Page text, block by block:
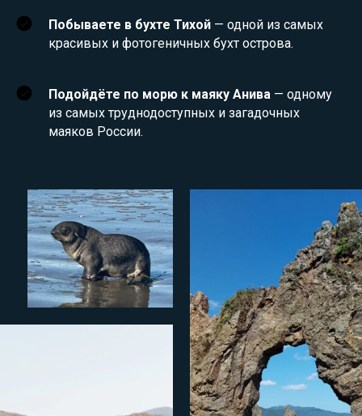
Побываете в бухте Тихой — одной из самых
красивых и фотогеничных бухт острова.
Подойдёте по морю к маяку Анива — одному
из самых труднодоступных и загадочных
маяков России.